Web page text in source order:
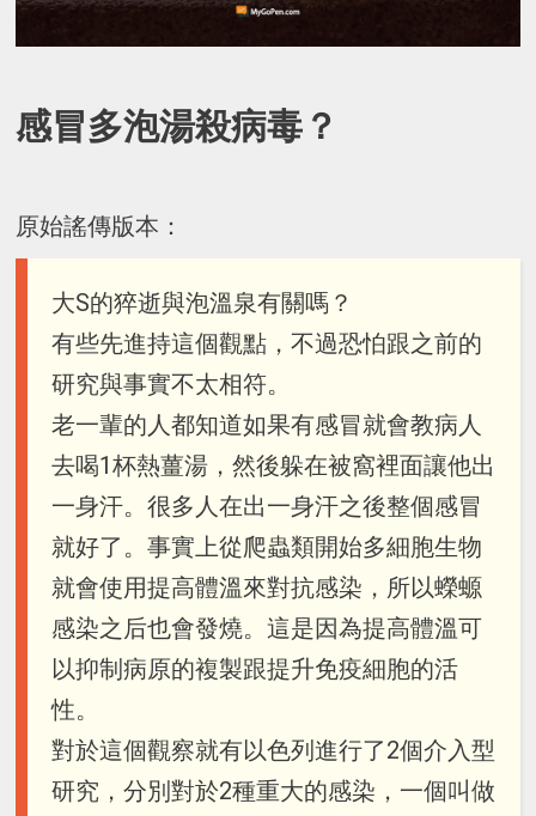
感冒多泡湯殺病毒？
原始謠傳版本：
大S的猝逝與泡溫泉有關嗎？
有些先進持這個觀點，不過恐怕跟之前的
研究與事實不太相符。
老一輩的人都知道如果有感冒就會教病人
去喝1杯熱薑湯，然後躲在被窩裡面讓他出
一身汗。很多人在出一身汗之後整個感冒
就好了。事實上從爬蟲類開始多細胞生物
就會使用提高體溫來對抗感染，所以蠑螈
感染之后也會發燒。這是因為提高體溫可
以抑制病原的複製跟提升免疫細胞的活
性。
對於這個觀察就有以色列進行了2個介入型
研究，分別對於2種重大的感染，一個叫做